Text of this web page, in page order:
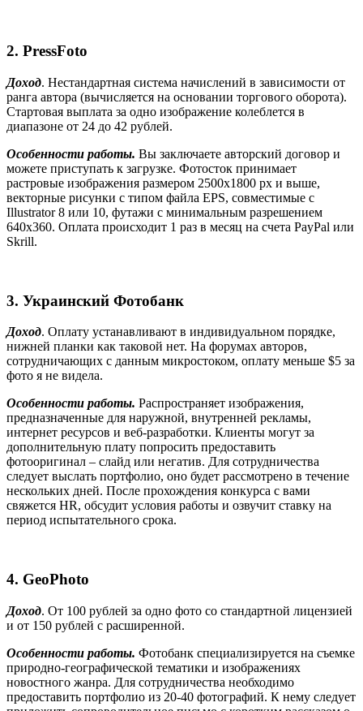
2. PressFoto
Доход. Нестандартная система начислений в зависимости от
ранга автора (вычисляется на основании торгового оборота).
Стартовая выплата за одно изображение колеблется в
диапазоне от 24 до 42 рублей.
Особенности работы. Вы заключаете авторский договор и
можете приступать к загрузке. Фотосток принимает
растровые изображения размером 2500х1800 px и выше,
векторные рисунки с типом файла EPS, совместимые с
Illustrator 8 или 10, футажи с минимальным разрешением
640х360. Оплата происходит 1 раз в месяц на счета PayPal или
Skrill.
3. Украинский Фотобанк
Доход. Оплату устанавливают в индивидуальном порядке,
нижней планки как таковой нет. На форумах авторов,
сотрудничающих с данным микростоком, оплату меньше $5 за
фото я не видела.
Особенности работы. Распространяет изображения,
предназначенные для наружной, внутренней рекламы,
интернет ресурсов и веб-разработки. Клиенты могут за
дополнительную плату попросить предоставить
фотооригинал – слайд или негатив. Для сотрудничества
следует выслать портфолио, оно будет рассмотрено в течение
нескольких дней. После прохождения конкурса с вами
свяжется HR, обсудит условия работы и озвучит ставку на
период испытательного срока.
4. GeoPhoto
Доход. От 100 рублей за одно фото со стандартной лицензией
и от 150 рублей с расширенной.
Особенности работы. Фотобанк специализируется на съемке
природно-географической тематики и изображениях
новостного жанра. Для сотрудничества необходимо
предоставить портфолио из 20-40 фотографий. К нему следует